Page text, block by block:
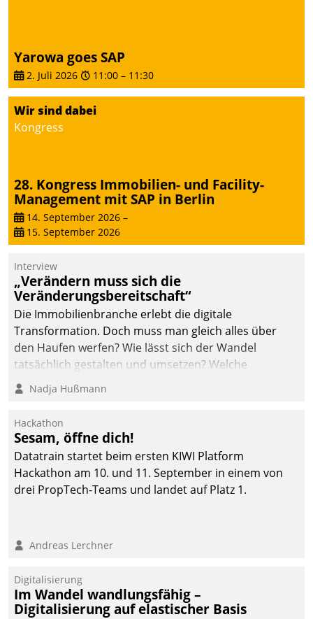
zielgerichtete
Mieterbefragungen – eine
starke Grundlage für
intelligente,
datengestützte
Entscheidungen.
Yarowa goes SAP
2. Juli 2026 11:00 – 11:30
Wir sind dabei
Kongress
28. Kongress Immobilien- und Facility-
Management mit SAP in Berlin
14. September 2026 –
15. September 2026
Interview
„Verändern muss sich die
Veränderungsbereitschaft“
Die Immobilienbranche erlebt die digitale
Transformation. Doch muss man gleich alles über
den Haufen werfen? Wie lässt sich der Wandel
tatsächlich gestalten und umsetzen? Welche
Argumente zählen wirklich?
Nadja Hußmann
Hackathon
Sesam, öffne dich!
Datatrain startet beim ersten KIWI Platform
Hackathon am 10. und 11. September in einem von
drei PropTech-Teams und landet auf Platz 1.
Andreas Lerchner
Digitalisierung
Im Wandel wandlungsfähig –
Digitalisierung auf elastischer Basis